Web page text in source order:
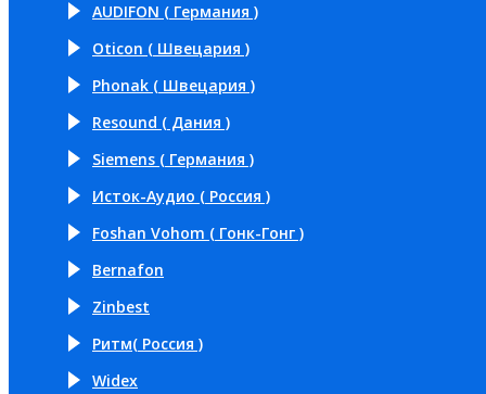
AUDIFON ( Германия )
Oticon ( Швецария )
Phonak ( Швецария )
Resound ( Дания )
Siemens ( Германия )
Исток-Аудио ( Россия )
Foshan Vohom ( Гонк-Гонг )
Bernafon
Zinbest
Ритм( Россия )
Widex